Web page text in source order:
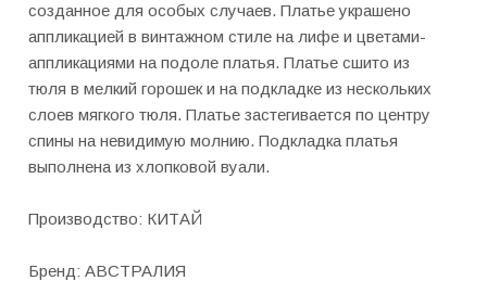
созданное для особых случаев. Платье украшено
аппликацией в винтажном стиле на лифе и цветами-
аппликациями на подоле платья. Платье сшито из
тюля в мелкий горошек и на подкладке из нескольких
слоев мягкого тюля. Платье застегивается по центру
спины на невидимую молнию. Подкладка платья
выполнена из хлопковой вуали.
Производство: КИТАЙ
Бренд: АВСТРАЛИЯ